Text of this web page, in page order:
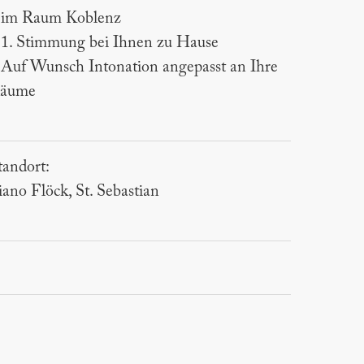
Raum Koblenz
Stimmung bei Ihnen zu Hause
Wunsch Intonation angepasst an Ihre
Flöck, St. Sebastian